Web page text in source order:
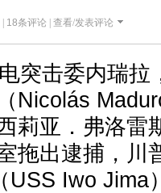
18条评论 | 查看/发表评论
突击委内瑞拉
Nicolás
莉亚．弗洛雷
拖出逮捕，川
USS Iwo Jima